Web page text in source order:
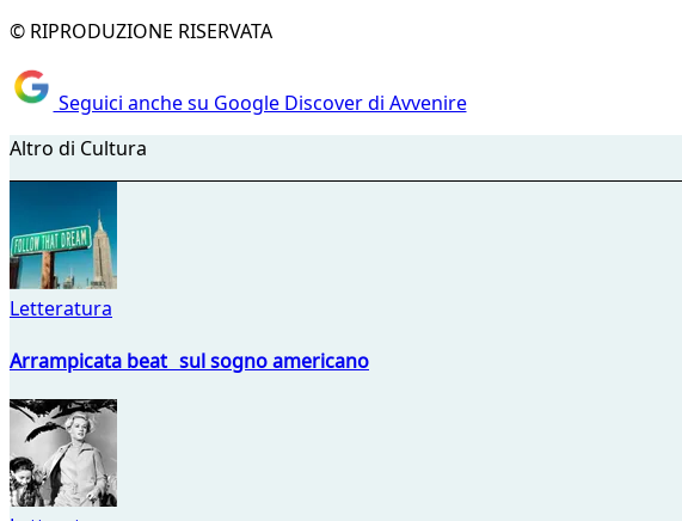
© RIPRODUZIONE RISERVATA
Seguici anche su Google Discover di Avvenire
Altro di Cultura
Letteratura
Arrampicata beat sul sogno americano